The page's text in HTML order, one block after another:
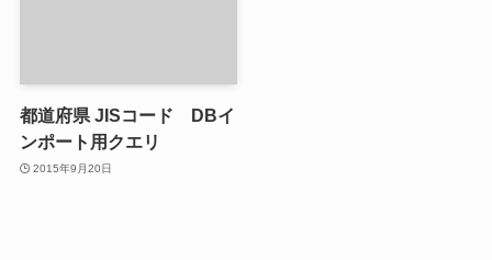
都道府県 JISコード DBイ
ンポート用クエリ
2015年9月20日